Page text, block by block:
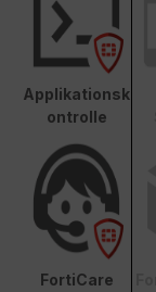
Applikationsk
ontrolle
FortiCare